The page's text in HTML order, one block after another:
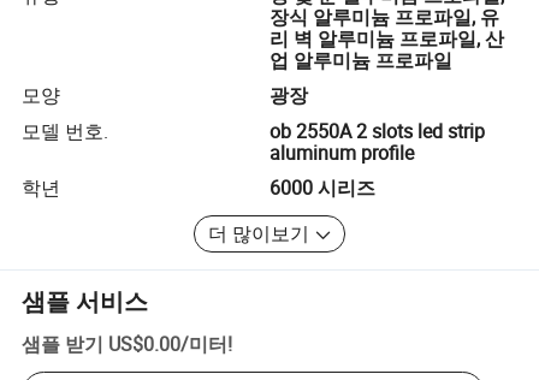
장식 알루미늄 프로파일, 유
리 벽 알루미늄 프로파일, 산
업 알루미늄 프로파일
모양
광장
모델 번호.
ob 2550A 2 slots led strip
aluminum profile
학년
6000 시리즈
더 많이보기
샘플 서비스
샘플 받기 US$0.00/미터!